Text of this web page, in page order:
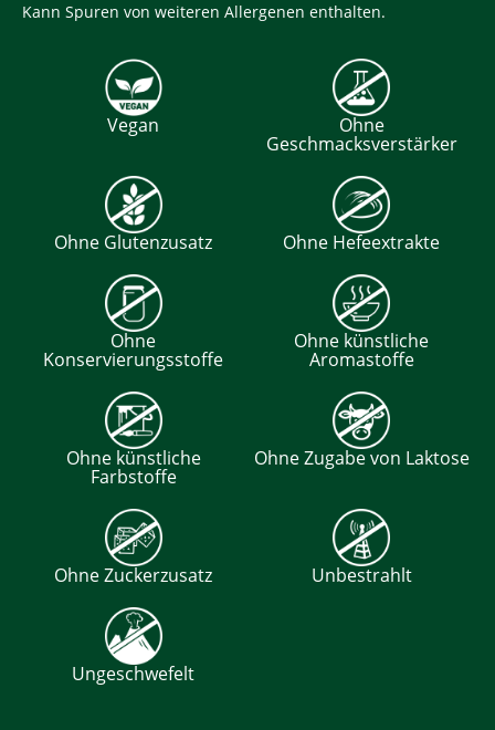
Kann Spuren von weiteren Allergenen enthalten.
Vegan Ohne
Geschmacksverstärker
Ohne Glutenzusatz Ohne Hefeextrakte
Ohne
Konservierungsstoffe
Ohne künstliche
Aromastoffe
Ohne künstliche
Farbstoffe
Ohne Zugabe von Laktose
Ohne Zuckerzusatz Unbestrahlt
Ungeschwefelt